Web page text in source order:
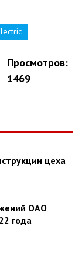
Просмотров:
1469
цеха
ОАО
года